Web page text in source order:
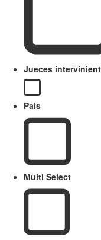
Jueces
País
Multi Select